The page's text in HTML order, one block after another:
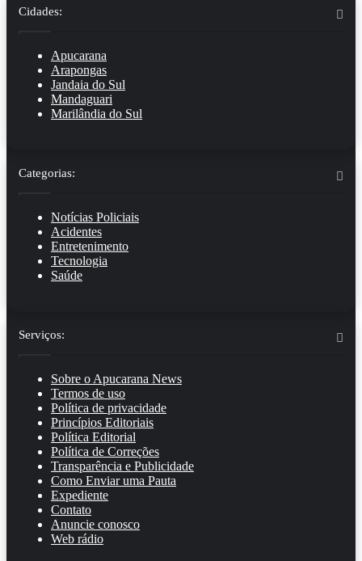
Cidades:
Apucarana
Arapongas
Jandaia do Sul
Mandaguari
Marilândia do Sul
Categorias:
Notícias Policiais
Acidentes
Entretenimento
Tecnologia
Saúde
Serviços:
Sobre o Apucarana News
Termos de uso
Política de privacidade
Princípios Editoriais
Política Editorial
Política de Correções
Transparência e Publicidade
Como Enviar uma Pauta
Expediente
Contato
Anuncie conosco
Web rádio